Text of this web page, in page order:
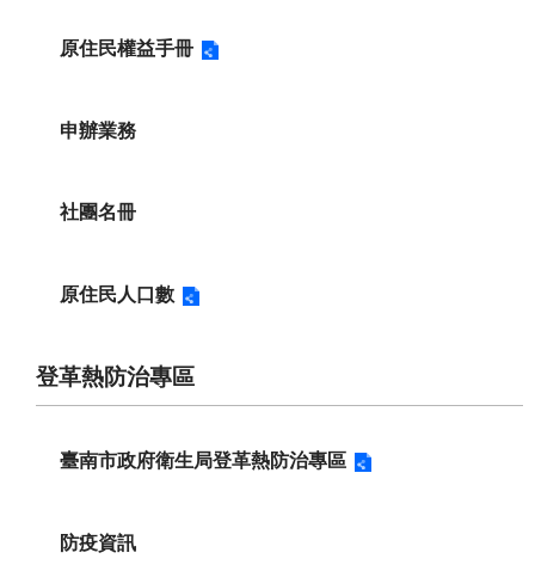
原住民權益手冊
申辦業務
社團名冊
原住民人口數
登革熱防治專區
臺南市政府衛生局登革熱防治專區
防疫資訊